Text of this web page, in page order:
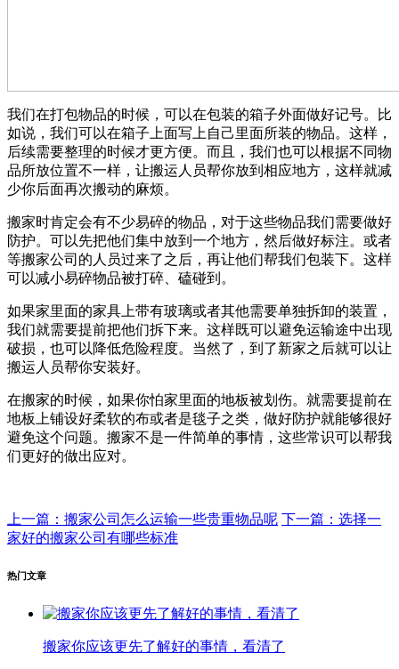
我们在打包物品的时候，可以在包装的箱子外面做好记号。比
如说，我们可以在箱子上面写上自己里面所装的物品。这样，
后续需要整理的时候才更方便。而且，我们也可以根据不同物
品所放位置不一样，让搬运人员帮你放到相应地方，这样就减
少你后面再次搬动的麻烦。
搬家时肯定会有不少易碎的物品，对于这些物品我们需要做好
防护。可以先把他们集中放到一个地方，然后做好标注。或者
等搬家公司的人员过来了之后，再让他们帮我们包装下。这样
可以减小易碎物品被打碎、磕碰到。
如果家里面的家具上带有玻璃或者其他需要单独拆卸的装置，
我们就需要提前把他们拆下来。这样既可以避免运输途中出现
破损，也可以降低危险程度。当然了，到了新家之后就可以让
搬运人员帮你安装好。
在搬家的时候，如果你怕家里面的地板被划伤。就需要提前在
地板上铺设好柔软的布或者是毯子之类，做好防护就能够很好
避免这个问题。搬家不是一件简单的事情，这些常识可以帮我
们更好的做出应对。
上一篇：搬家公司怎么运输一些贵重物品呢 下一篇：选择一
家好的搬家公司有哪些标准
热门文章
搬家你应该更先了解好的事情，看清了